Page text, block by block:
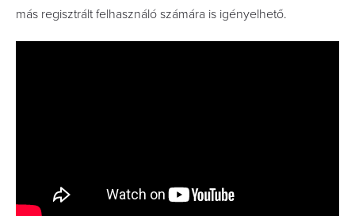
más regisztrált felhasználó számára is igényelhető.